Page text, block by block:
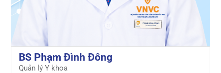
BS Phạm Đình Đông
Quản lý Y khoa